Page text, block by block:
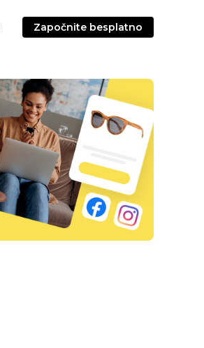
Započnite besplatno